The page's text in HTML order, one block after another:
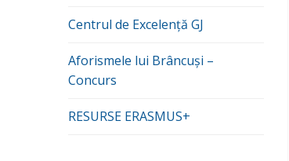
Centrul de Excelență GJ
Aforismele lui Brâncuși –
Concurs
RESURSE ERASMUS+